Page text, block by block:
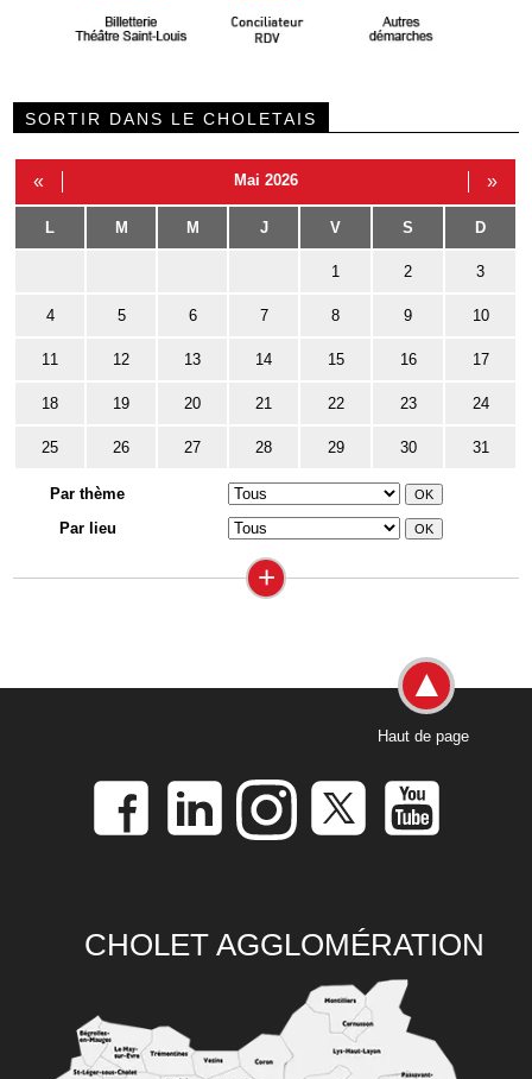
SORTIR DANS LE CHOLETAIS
« Mai 2026 »
L M M J V S D
1 2 3
4 5 6 7 8 9 10
11 12 13 14 15 16 17
18 19 20 21 22 23 24
25 26 27 28 29 30 31
Par thème
Par lieu
+
Haut de page
CHOLET AGGLOMÉRATION